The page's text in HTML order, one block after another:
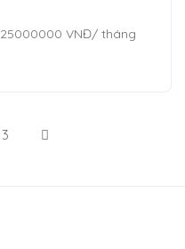
25000000 VNĐ/ tháng
3